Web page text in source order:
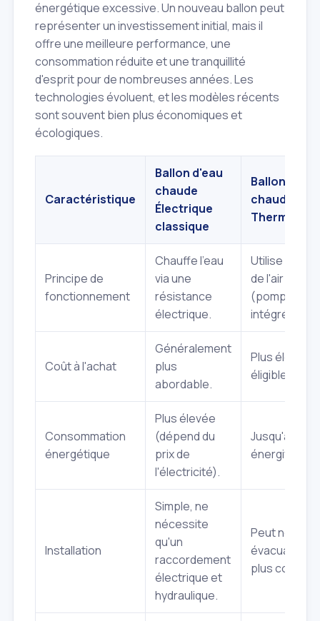
énergétique excessive. Un nouveau ballon peut
représenter un investissement initial, mais il
offre une meilleure performance, une
consommation réduite et une tranquillité
d'esprit pour de nombreuses années. Les
technologies évoluent, et les modèles récents
sont souvent bien plus économiques et
écologiques.
Caractéristique
Ballon d'eau
chaude
Électrique
classique
Ballon d'eau
chaude
Principe de
fonctionnement
Chauffe l'eau
via une
résistance
électrique.
Utilise les
de l'air
(pompe à
intégrée).
Coût à l'achat
Généralement
plus
abordable.
Plus élevé,
éligible à
Consommation
énergétique
Plus élevée
(dépend du
prix de
l'électricité).
Jusqu'à 3
énergivore.
Installation
Simple, ne
nécessite
qu'un
raccordement
électrique et
hydraulique.
Peut
évacuation
plus